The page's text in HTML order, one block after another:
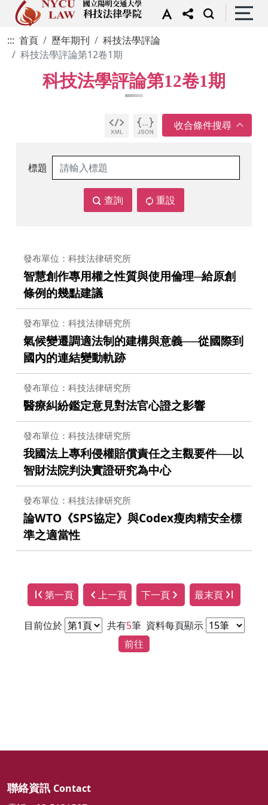
::: 首頁 歷年期刊
科技法學評論
科技法學評論第12卷1期
科技法學評論第12卷1期
標題
查詢 重設
發布單位：科技法律研究所
智慧創作專用權之性質與使用倫理─給原創
條例的幾點建議
發布單位：科技法律研究所
氣候變遷調適法制的建構與意義──從國際到
國內的連結變動軌跡
發布單位：科技法律研究所
醫療糾紛鑑定意見對法官心證之影響
發布單位：科技法律研究所
我國法上專利侵權賠償責任之主觀要件──以
智財法院判決實證研究為中心
發布單位：科技法律研究所
論WTO《SPS協定》與Codex瘦肉精安全標
準之適當性
第一頁 上一頁 下一頁 最末頁
目前位於 共有5筆 資料每頁顯示
前往
聯絡資訊 Contact